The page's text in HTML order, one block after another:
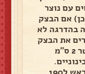
עם נוצר
אם הבצק
בהדרגה לא
את הבצק
לשק זילוף עם צנטר בקוטר 2 ס"מ